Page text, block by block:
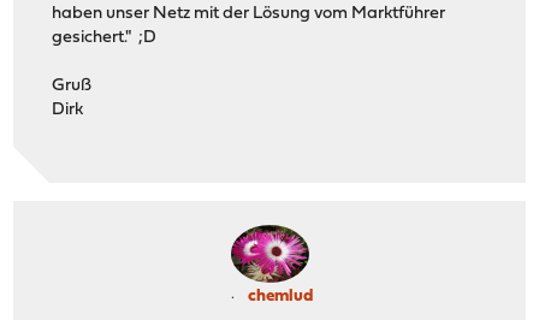
haben unser Netz mit der Lösung vom Marktführer
gesichert." ;D
Gruß
Dirk
chemlud